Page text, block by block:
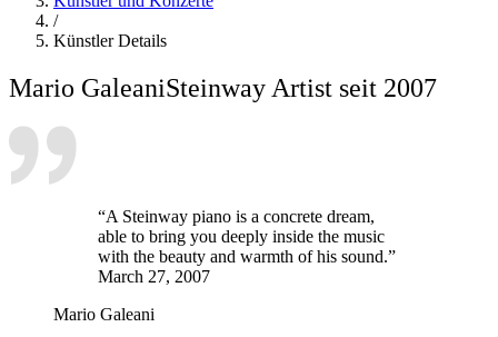
/
Künstler Details
Mario GaleaniSteinway Artist seit 2007
“A Steinway piano is a concrete dream,
able to bring you deeply inside the music
with the beauty and warmth of his sound.”
March 27, 2007
Mario Galeani